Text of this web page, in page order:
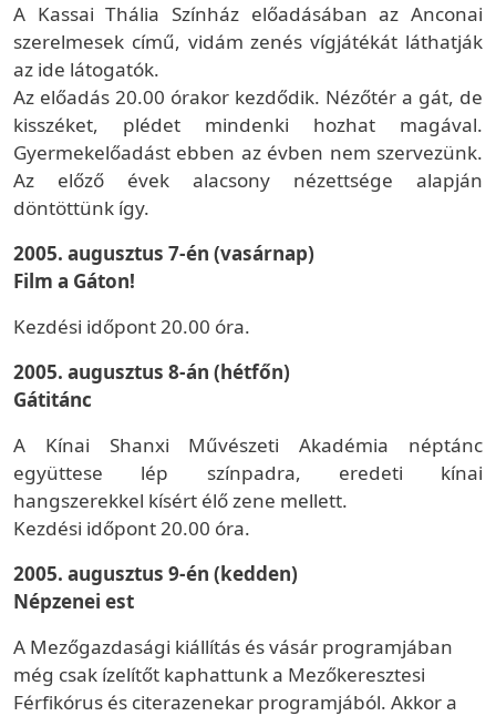
A Kassai Thália Színház előadásában az Anconai
szerelmesek című, vidám zenés vígjátékát láthatják
az ide látogatók.
Az előadás 20.00 órakor kezdődik. Nézőtér a gát, de
kisszéket, plédet mindenki hozhat magával.
Gyermekelőadást ebben az évben nem szervezünk.
Az előző évek alacsony nézettsége alapján
döntöttünk így.
2005. augusztus 7-én (vasárnap)
Film a Gáton!
Kezdési időpont 20.00 óra.
2005. augusztus 8-án (hétfőn)
Gátitánc
A Kínai Shanxi Művészeti Akadémia néptánc
együttese lép színpadra, eredeti kínai
hangszerekkel kísért élő zene mellett.
Kezdési időpont 20.00 óra.
2005. augusztus 9-én (kedden)
Népzenei est
A Mezőgazdasági kiállítás és vásár programjában
még csak ízelítőt kaphattunk a Mezőkeresztesi
Férfikórus és citerazenekar programjából. Akkor a